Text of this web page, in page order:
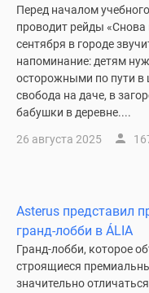
Перед началом
проводит рейды «Снова
сентября в городе
напоминание: детям
осторожными по пути в
свобода на даче, в
бабушки в деревне....
26 августа 2025
Asterus представил
гранд-лобби в ÁLIA
Гранд-лобби, которое
строящиеся
значительно